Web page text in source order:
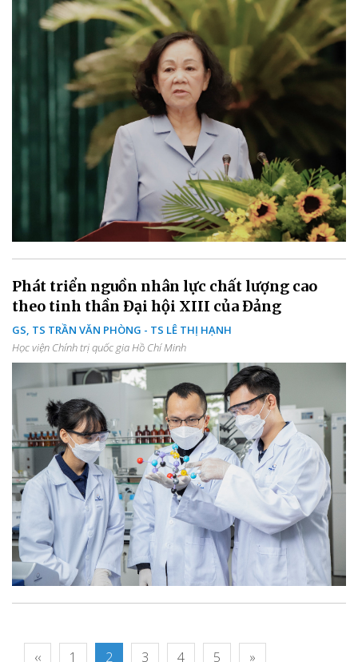
Phát triển nguồn nhân lực chất lượng cao
theo tinh thần Đại hội XIII của Đảng
GS, TS TRẦN VĂN PHÒNG - TS LÊ THỊ HẠNH
Học viện Chính trị quốc gia Hồ Chí Minh
‹‹ 1 2 3 4 5 »